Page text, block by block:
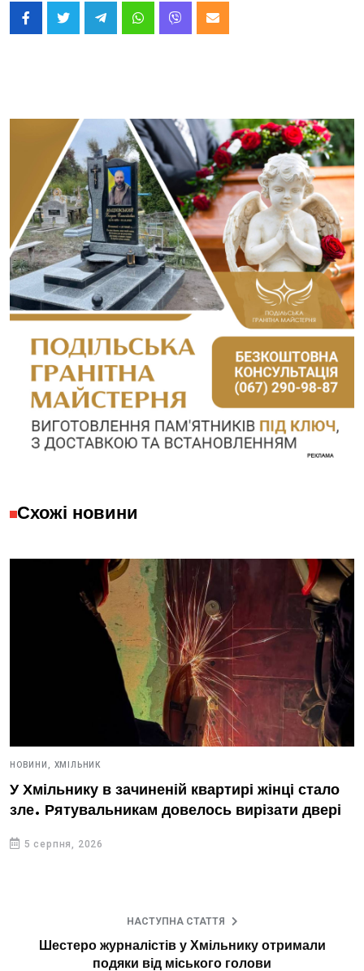
Схожі новини
НОВИНИ, ХМІЛЬНИК
У Хмільнику в зачиненій квартирі жінці стало
зле. Рятувальникам довелось вирізати двері
5 серпня, 2026
НАСТУПНА СТАТТЯ
Шестеро журналістів у Хмільнику отримали
подяки від міського голови